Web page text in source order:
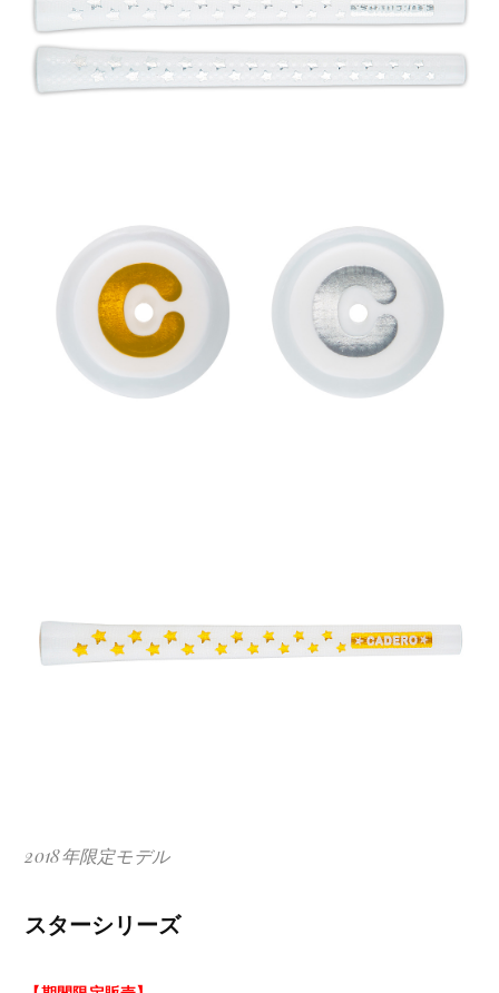
2018年限定モデル
スターシリーズ